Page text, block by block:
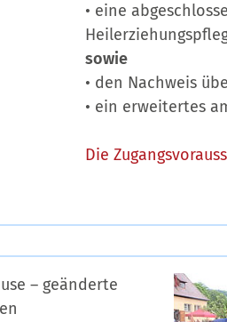
• eine
sowie
• den Nachweis
• ein erweitertes
Die